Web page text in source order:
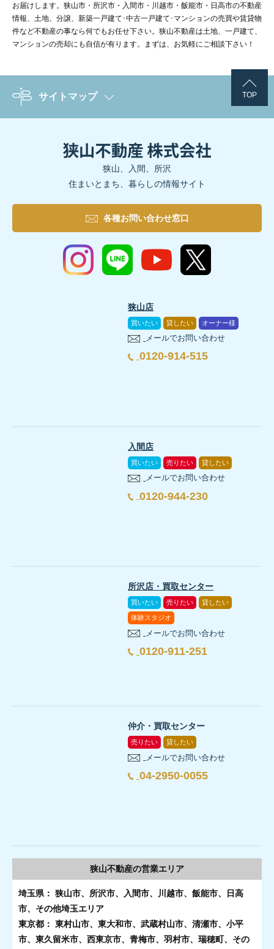
お届けします。狭山市・所沢市・入間市・川越市・飯能市・日高市の不動産
情報、土地、分譲、新築一戸建て･中古一戸建て･マンションの売買や賃貸物
件など不動産の事なら何でもお任せ下さい。狭山不動産は土地、一戸建て、
マンションの売却にも自信が有ります。まずは、お気軽にご相談下さい！
TOP
サイトマップ
狭山、入間、所沢
住まいとまち、暮らしの情報サイト
各種お問い合わせ窓口
狭山店
買いたい 貸したい オーナー様
メールでお問い合わせ
0120-914-515
入間店
買いたい 売りたい 貸したい
メールでお問い合わせ
0120-944-230
所沢店・買取センター
買いたい 売りたい 貸したい
体験スタジオ
メールでお問い合わせ
0120-911-251
仲介・買取センター
売りたい 貸したい
メールでお問い合わせ
04-2950-0055
狭山不動産の営業エリア
埼玉県： 狭山市、所沢市、入間市、川越市、飯能市、日高
市、その他埼玉エリア
東京都： 東村山市、東大和市、武蔵村山市、清瀬市、小平
市、東久留米市、西東京市、青梅市、羽村市、瑞穂町、その